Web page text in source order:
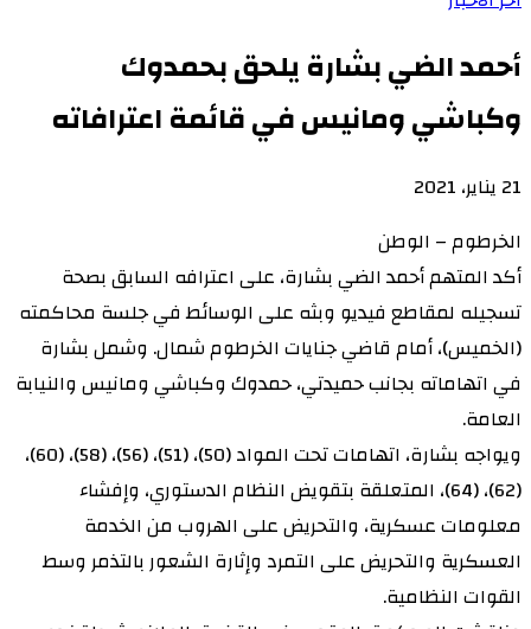
أحمد الضي بشارة يلحق بحمدوك
وكباشي ومانيس في قائمة اعترافاته
21 يناير، 2021
الخرطوم – الوطن
أكد المتهم أحمد الضي بشارة، على اعترافه السابق بصحة
تسجيله لمقاطع فيديو وبثه على الوسائط في جلسة محاكمته
(الخميس)، أمام قاضي جنايات الخرطوم شمال. وشمل بشارة
في اتهاماته بجانب حميدتي، حمدوك وكباشي ومانيس والنيابة
العامة.
ويواجه بشارة، اتهامات تحت المواد (50)، (51)، (56)، (58)، (60)،
(62)، (64)، المتعلقة بتقويض النظام الدستوري، وإفشاء
معلومات عسكرية، والتحريض على الهروب من الخدمة
العسكرية والتحريض على التمرد وإثارة الشعور بالتذمر وسط
القوات النظامية.